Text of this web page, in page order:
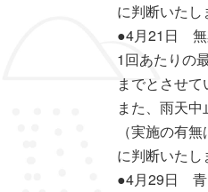
に判断いたし
●4月21日 無
1回あたりの
までとさせて
また、雨天
（実施の有
に判断いたし
●4月29日 青